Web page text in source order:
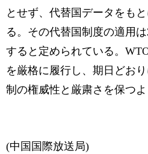
とせず、代替国データをも
る。その代替国制度の適用
すると定められている。
を厳格に履行し、期日どお
制の権威性と厳粛さを保つよ
(中国国際放送局)